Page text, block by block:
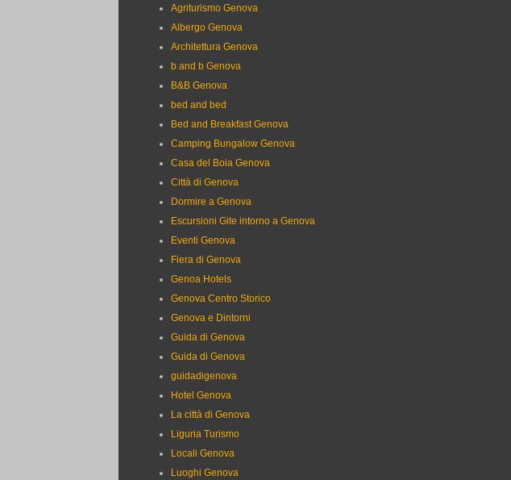
Agriturismo Genova
Albergo Genova
Architettura Genova
b and b Genova
B&B Genova
bed and bed
Bed and Breakfast Genova
Camping Bungalow Genova
Casa del Boia Genova
Città di Genova
Dormire a Genova
Escursioni Gite intorno a Genova
Eventi Genova
Fiera di Genova
Genoa Hotels
Genova Centro Storico
Genova e Dintorni
Guida di Genova
Guida di Genova
guidadigenova
Hotel Genova
La città di Genova
Liguria Turismo
Locali Genova
Luoghi Genova